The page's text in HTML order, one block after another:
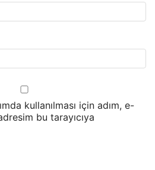
kullanılması için adım, e-
bu tarayıcıya